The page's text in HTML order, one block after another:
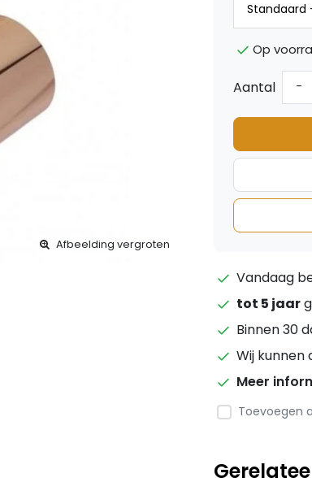
Afbeelding vergroten
Op
Aantal -
Vandaag
tot 5 jaar
Binnen 30
Wij
Meer
Toevoegen